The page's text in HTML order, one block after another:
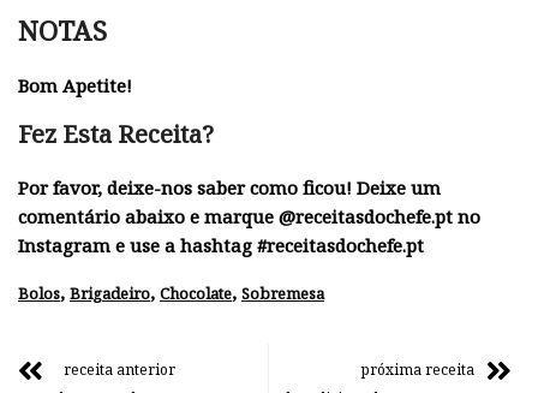
NOTAS
Bom Apetite!
Fez Esta Receita?
Por favor, deixe-nos saber como ficou! Deixe um
comentário abaixo e marque @receitasdochefe.pt no
Instagram e use a hashtag #receitasdochefe.pt
Bolos, Brigadeiro, Chocolate, Sobremesa
receita anterior
próxima receita